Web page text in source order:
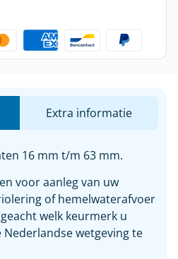
Extra informatie
16 mm t/m 63 mm.
voor aanleg van uw
of hemelwaterafvoer
welk keurmerk u
wetgeving te